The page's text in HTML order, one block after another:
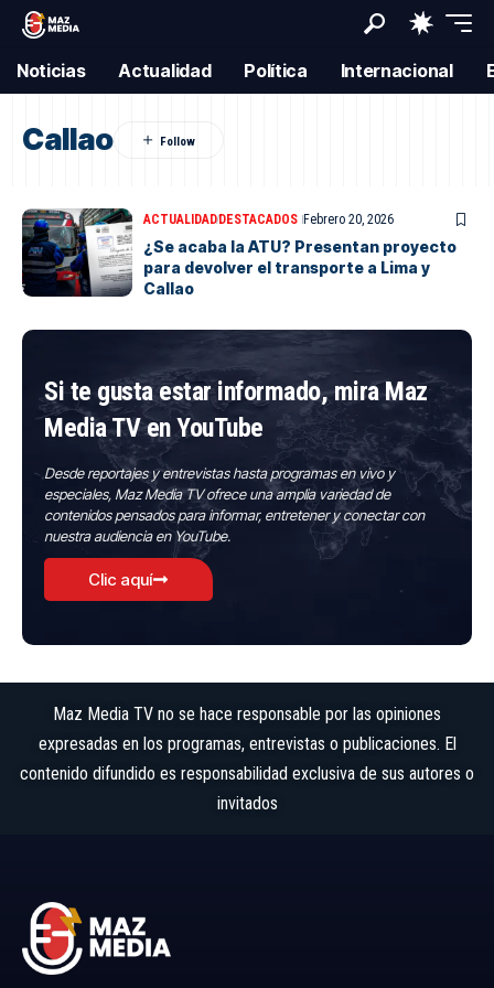
Noticias Actualidad Política Internacional
Callao
ACTUALIDADDESTACADOS Febrero 20, 2026
¿Se acaba la ATU? Presentan proyecto
para devolver el transporte a Lima y
Callao
Si te gusta estar informado, mira Maz
Media TV en YouTube
Desde reportajes y entrevistas hasta programas en vivo y
especiales, Maz Media TV ofrece una amplia variedad de
contenidos pensados para informar, entretener y conectar con
nuestra audiencia en YouTube.
Clic aquí
Maz Media TV no se hace responsable por las opiniones
expresadas en los programas, entrevistas o publicaciones. El
contenido difundido es responsabilidad exclusiva de sus autores o
invitados